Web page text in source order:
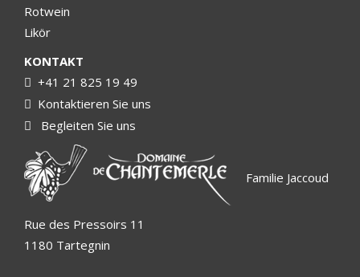
Rotwein
Likör
KONTAKT
+41 21 825 19 49
Kontaktieren Sie uns
Begleiten Sie uns
Familie Jaccoud
Rue des Pressoirs 11
1180 Tartegnin